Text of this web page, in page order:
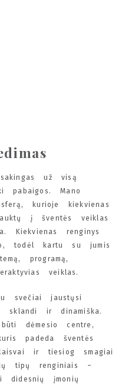
už visą
pabaigos. Mano
kurioje kiekvienas
į šventės veiklas
Kiekvienas renginys
todėl kartu su jumis
programą,
veiklas.
svečiai jaustųsi
ir dinamiška.
dėmesio centre,
padeda šventės
ir tiesiog smagiai
tipų renginiais –
didesnių įmonių